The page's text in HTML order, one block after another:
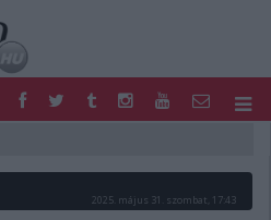
MOTOR
2025. május 31. szombat, 17:43